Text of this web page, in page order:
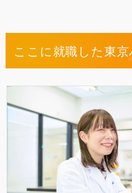
ここに就職した東